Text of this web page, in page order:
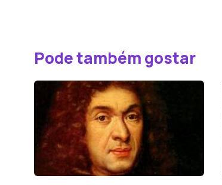
Pode também gostar